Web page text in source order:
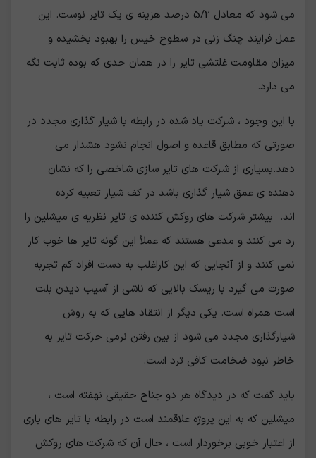
می شود که معادل 5/2 درصد هزینه ی یک تایر نوست. این
عمل فرایند چنگ زنی در سطوح خیس را بهبود بخشیده و
میزان مقاومت غلتشی تایر را در همان حدی که بوده ثابت نگه
می دارد.
با این وجود ، شرکت یاد شده در رابطه با شیار گذاری مجدد در
صورتی که مطابق قاعده و اصول انجام نشود هشدار می
دهد.بسیاری از شرکت های تایر سازی شاخصی را که نشان
دهنده ی عمق شیار گذاری باشد در کف شیار تعبیه کرده
اند. بیشتر شرکت های روکش کننده ی تایر نظریه ی میشلین را
رد می کنند و مدعی هستند که عملاً این گونه تایر ها خوب کار
نمی کنند و از آنجایی که این کاراغلب به دست افراد کم تجربه
صورت می گیرد با ریسک بالایی که ناشی از آسیب دیدن بلت
است همراه است. یکی دیگر از انتقاد هایی که به روش
شیارگذاری مجدد می شود از بین رفتن نرمی حرکت تایر به
خاطر نبود ضخامت کافی ترد است.
باید گفت که در دیدگاه هر دو جناح حقیقی نهفته است ،
میشلین که به این پروژه علاقمند است در رابطه با تایر های باری
از اعتبار خوبی برخوردار است ، حال آن که شرکت های روکش